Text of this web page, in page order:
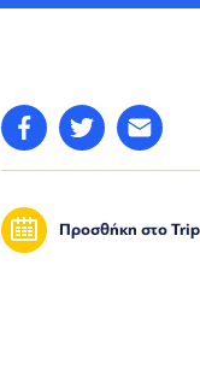
Προσθήκη στο